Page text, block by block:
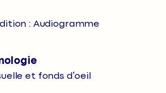
: Audiogramme
et fonds d’oeil